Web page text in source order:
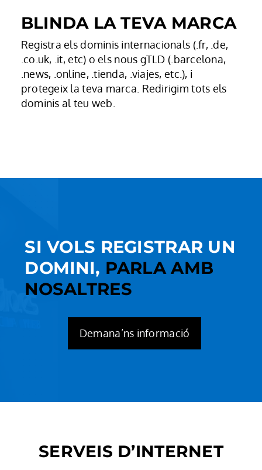
BLINDA LA TEVA MARCA
Registra els dominis internacionals (.fr, .de,
.co.uk, .it, etc) o els nous gTLD (.barcelona,
.news, .online, .tienda, .viajes, etc.), i
protegeix la teva marca. Redirigim tots els
dominis al teu web.
SI VOLS REGISTRAR UN
DOMINI, PARLA AMB
NOSALTRES
Demana’ns informació
SERVEIS D’INTERNET